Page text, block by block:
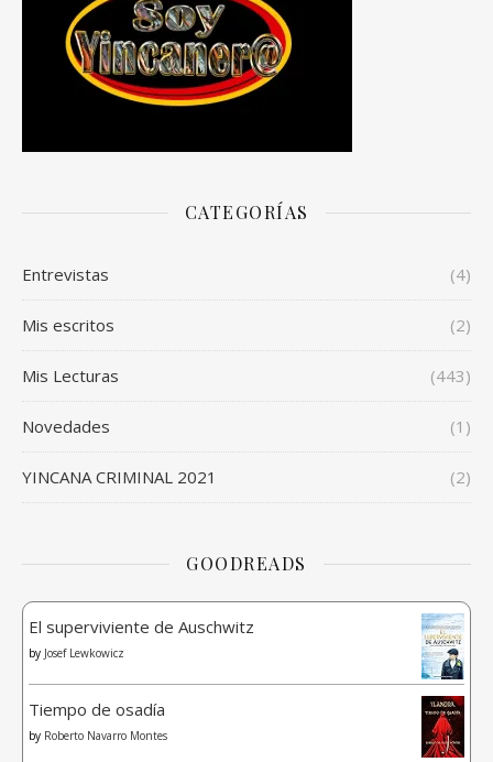
CATEGORÍAS
Entrevistas (4)
Mis escritos (2)
Mis Lecturas (443)
Novedades (1)
YINCANA CRIMINAL 2021 (2)
GOODREADS
El superviviente de Auschwitz
by Josef Lewkowicz
Tiempo de osadía
by Roberto Navarro Montes